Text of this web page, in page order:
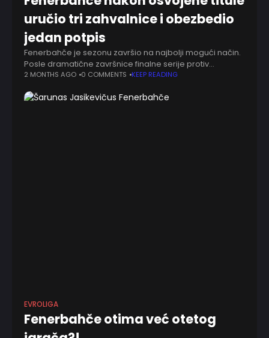
uručio tri zahvalnice i obezbedio
jedan potpis
Fenerbahče je sezonu završio na najbolji mogući način.
Posle dramatične završnice finalne serije protiv
Bešiktaša, tim iz Istanbula stigao je do titule prvaka
2 MONTHS AGO 0 COMMENTS KEEP READING
EVROLIGA
Fenerbahče otima već otetog